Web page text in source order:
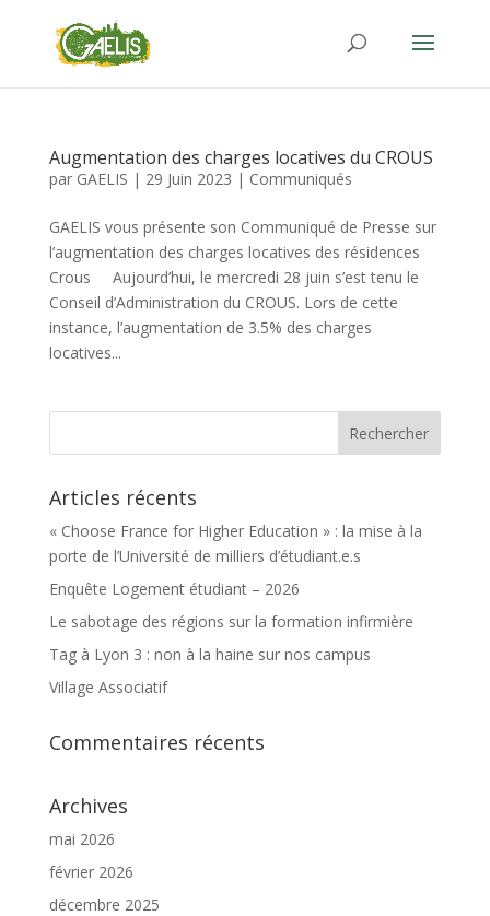
Augmentation des charges locatives du CROUS
par GAELIS | 29 Juin 2023 | Communiqués
GAELIS vous présente son Communiqué de Presse sur
l’augmentation des charges locatives des résidences
Crous Aujourd’hui, le mercredi 28 juin s’est tenu le
Conseil d’Administration du CROUS. Lors de cette
instance, l’augmentation de 3.5% des charges
locatives...
Articles récents
« Choose France for Higher Education » : la mise à la
porte de l’Université de milliers d’étudiant.e.s
Enquête Logement étudiant – 2026
Le sabotage des régions sur la formation infirmière
Tag à Lyon 3 : non à la haine sur nos campus
Village Associatif
Commentaires récents
Archives
mai 2026
février 2026
décembre 2025